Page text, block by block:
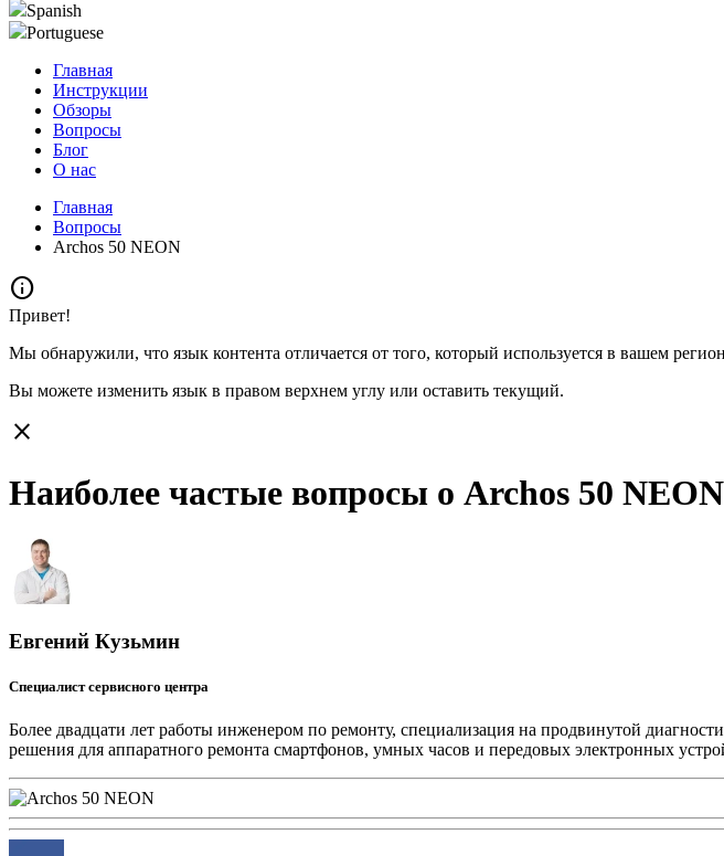
Spanish
Portuguese
Главная
Инструкции
Обзоры
Вопросы
Блог
О нас
Главная
Вопросы
Archos 50 NEON
info
Привет!
Мы обнаружили, что язык контента отличается от того, который используется в вашем
Вы можете изменить язык в правом верхнем углу или оставить текущий.
close
Наиболее частые вопросы о Archos 50
Евгений Кузьмин
Специалист сервисного центра
Более двадцати лет работы инженером по ремонту, специализация на продвинутой
решения для аппаратного ремонта смартфонов, умных часов и передовых электронных